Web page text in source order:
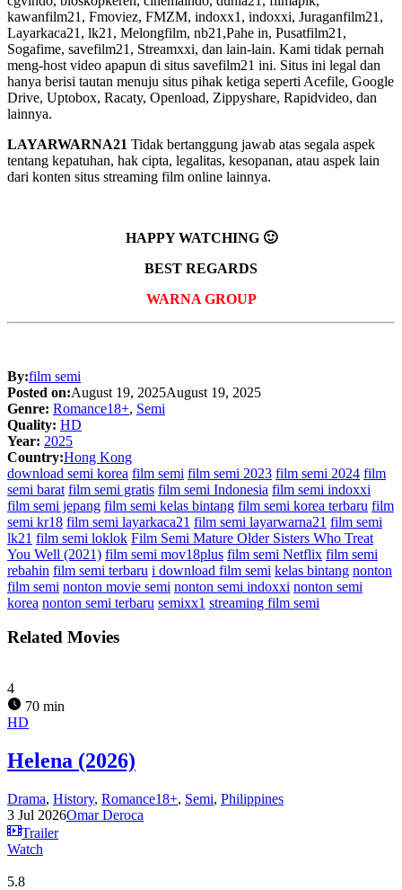
kawanfilm21, Fmoviez, FMZM, indoxx1, indoxxi, Juraganfilm21,
Layarkaca21, lk21, Melongfilm, nb21,Pahe in, Pusatfilm21,
Sogafime, savefilm21, Streamxxi, dan lain-lain. Kami tidak pernah
meng-host video apapun di situs savefilm21 ini. Situs ini legal dan
hanya berisi tautan menuju situs pihak ketiga seperti Acefile, Google
Drive, Uptobox, Racaty, Openload, Zippyshare, Rapidvideo, dan
lainnya.
LAYARWARNA21 Tidak bertanggung jawab atas segala aspek
tentang kepatuhan, hak cipta, legalitas, kesopanan, atau aspek lain
dari konten situs streaming film online lainnya.
HAPPY WATCHING 🙂
BEST REGARDS
WARNA GROUP
By:film semi
Posted on:August 19, 2025August 19, 2025
Genre: Romance18+, Semi
Quality: HD
Year: 2025
Country:Hong Kong
download semi korea film semi film semi 2023 film semi 2024 film
semi barat film semi gratis film semi Indonesia film semi indoxxi
film semi jepang film semi kelas bintang film semi korea terbaru film
semi kr18 film semi layarkaca21 film semi layarwarna21 film semi
lk21 film semi loklok Film Semi Mature Older Sisters Who Treat
You Well (2021) film semi mov18plus film semi Netflix film semi
rebahin film semi terbaru i download film semi kelas bintang nonton
film semi nonton movie semi nonton semi indoxxi nonton semi
korea nonton semi terbaru semixx1 streaming film semi
Related Movies
4
70 min
HD
Helena (2026)
Drama, History, Romance18+, Semi, Philippines
3 Jul 2026Omar Deroca
Trailer
Watch
5.8